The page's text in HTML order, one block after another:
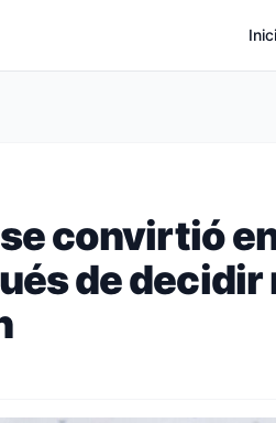
convirtió
de decidir